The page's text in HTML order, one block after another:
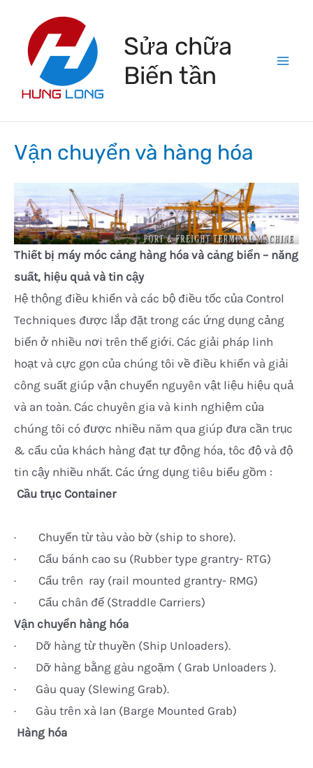
content
Sửa chữa
Biến tần
Vận chuyển và hàng hóa
Thiết bị máy móc cảng hàng hóa và cảng biển – năng
suất, hiệu quả và tin cậy
Hệ thộng điều khiển và các bộ điều tốc của Control
Techniques được lắp đặt trong các ứng dụng cảng
biến ở nhiều nơi trên thế giới. Các giải pháp linh
hoạt và cực gọn của chúng tôi về điều khiển và giải
công suất giúp vận chuyển nguyên vật liệu hiệu quả
và an toàn. Các chuyên gia và kinh nghiệm của
chúng tôi có được nhiều năm qua giúp đưa cần trục
& cẩu của khách hàng đạt tự động hóa, tôc độ và độ
tin cậy nhiều nhất. Các ứng dụng tiêu biểu gồm :
Cầu trục Container
· Chuyển từ tàu vào bờ (ship to shore).
· Cẩu bánh cao su (Rubber type grantry- RTG)
· Cẩu trên ray (rail mounted grantry- RMG)
· Cẩu chân đế (Straddle Carriers)
Vận chuyển hàng hóa
· Dỡ hàng từ thuyền (Ship Unloaders).
· Dỡ hàng bằng gàu ngoặm ( Grab Unloaders ).
· Gàu quay (Slewing Grab).
· Gàu trên xà lan (Barge Mounted Grab)
Hàng hóa